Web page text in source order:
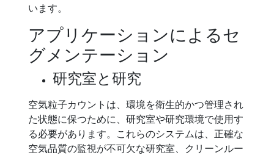
います。
アプリケーションによるセ
グメンテーション
研究室と研究
空気粒子カウントは、環境を衛生的かつ管理され
た状態に保つために、研究室や研究環境で使用す
る必要があります。これらのシステムは、正確な
空気品質の監視が不可欠な研究室、クリーンルー